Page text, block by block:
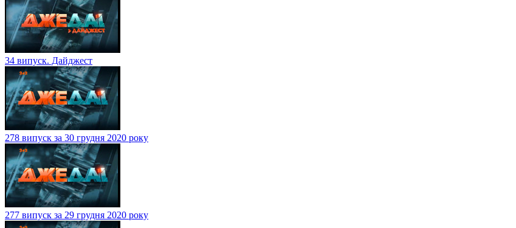
34 випуск. Дайджест
278 випуск за 30 грудня 2020 року
277 випуск за 29 грудня 2020 року